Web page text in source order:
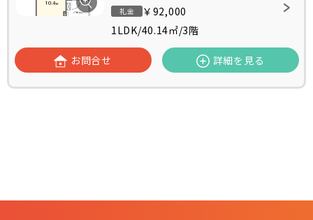
礼金
￥92,000
1LDK/40.14㎡/3階
お問合せ 詳細を見る